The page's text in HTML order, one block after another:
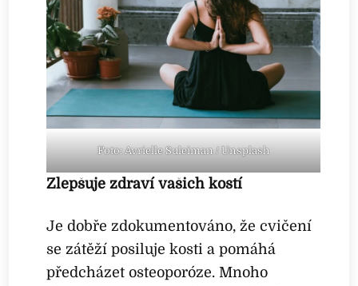
Foto: Avrielle Suleiman / Unsplash
Zlepšuje zdraví vašich kostí
Je dobře zdokumentováno, že cvičení
se zátěží posiluje kosti a pomáhá
předcházet osteoporóze. Mnoho